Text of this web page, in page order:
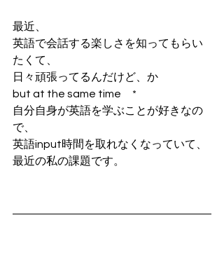
最近、
英語で会話する楽しさを知ってもらい
たくて、
日々頑張ってるんだけど、か
but at the same time　*
自分自身が英語を学ぶことが好きなの
で、
英語input時間を取れなくなっていて、
最近の私の課題です。